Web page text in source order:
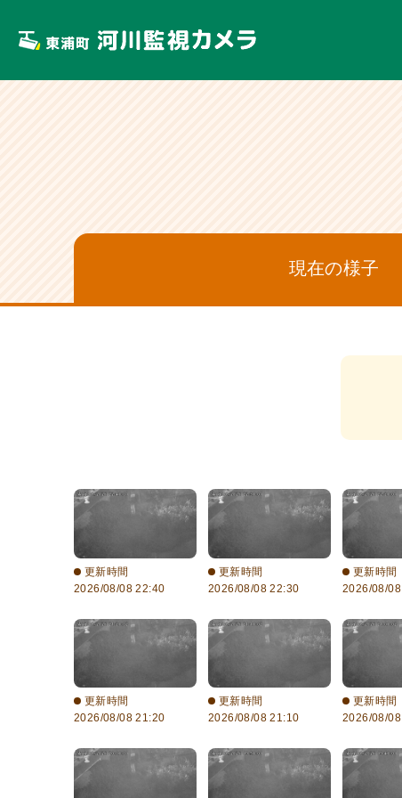
現在の様子
更新時間
2026/08/08 22:40
更新時間
2026/08/08 22:30
更新時間
2026/08/
更新時間
2026/08/08 21:20
更新時間
2026/08/08 21:10
更新時間
2026/08/